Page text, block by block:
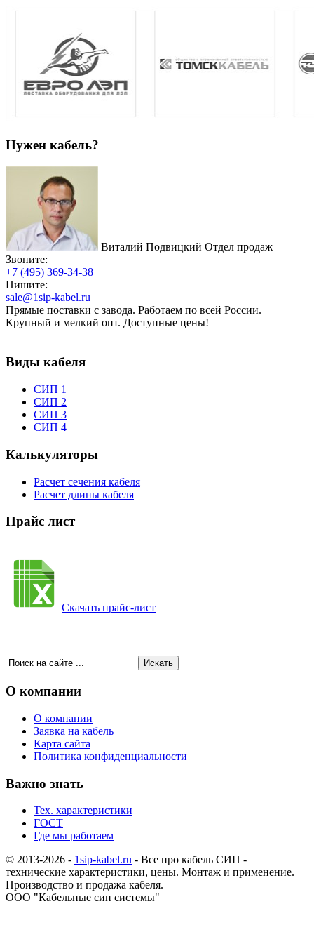
Нужен кабель?
Виталий Подвицкий Отдел продаж
Звоните:
+7 (495) 369-34-38
Пишите:
sale@1sip-kabel.ru
Прямые поставки с завода. Работаем по всей России.
Крупный и мелкий опт. Доступные цены!
Виды кабеля
СИП 1
СИП 2
СИП 3
СИП 4
Калькуляторы
Расчет сечения кабеля
Расчет длины кабеля
Прайс лист
Скачать прайс-лист
О компании
О компании
Заявка на кабель
Карта сайта
Политика конфиденциальности
Важно знать
Тех. характеристики
ГОСТ
Где мы работаем
© 2013-2026 - 1sip-kabel.ru - Все про кабель СИП -
технические характеристики, цены. Монтаж и применение.
Производство и продажа кабеля.
ООО "Кабельные сип системы"